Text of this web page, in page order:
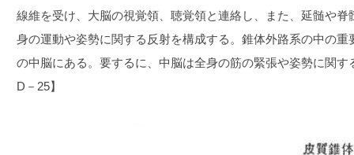
線維を受け、大脳の視覚領、聴覚領と連絡し、また、延髄や
身の運動や姿勢に関する反射を構成する。錐体外路系の中の
の中脳にある。要するに、中脳は全身の筋の緊張や姿勢に関
D－25】